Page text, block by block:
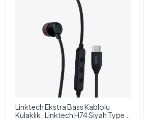
Linktech Ekstra Bass Kablolu
Kulaklık , Linktech H74 Siyah Type-